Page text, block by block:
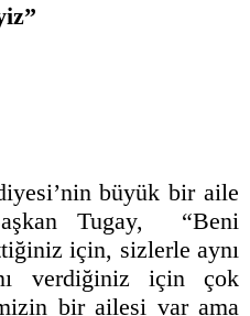
büyük bir aile
Tugay, “Beni
için, sizlerle aynı
verdiğiniz için çok
bir ailesi var ama